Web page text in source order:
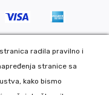
radila pravilno i
stranice sa
kako bismo